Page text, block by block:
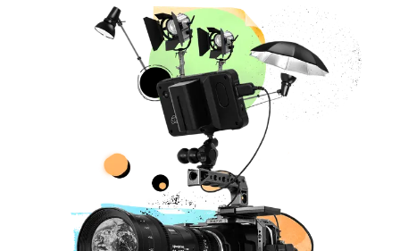
Ich stimme den Datenschutzbedingungen zu.
Deine Daten werden selbstverständlich vertraulich behandelt und nur, um
dich zu diesem Zweck zu kontaktieren. Details findest du in unseren
Datenschutzbestimmungen
ABSENDEN